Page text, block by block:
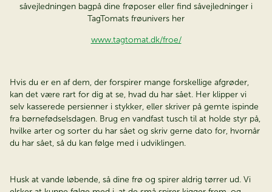
såvejledningen bagpå dine frøposer eller find såvejledninger i
TagTomats frøunivers her
www.tagtomat.dk/froe/
Hvis du er en af dem, der forspirer mange forskellige afgrøder,
kan det være rart for dig at se, hvad du har sået. Her klipper vi
selv kasserede persienner i stykker, eller skriver på gemte ispinde
fra børnefødselsdagen. Brug en vandfast tusch til at holde styr på,
hvilke arter og sorter du har sået og skriv gerne dato for, hvornår
du har sået, så du kan følge med i udviklingen.
Husk at vande løbende, så dine frø og spirer aldrig tørrer ud. Vi